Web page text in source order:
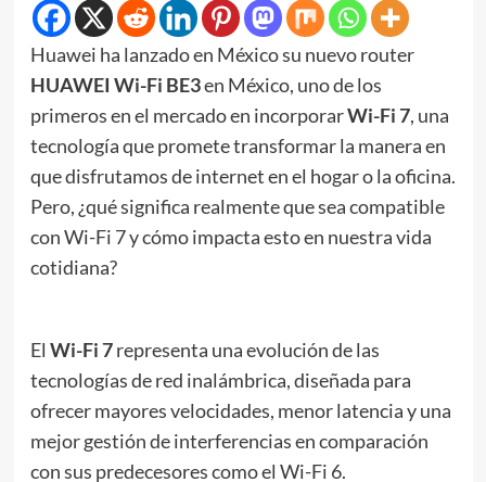
Huawei ha lanzado en México su nuevo router
HUAWEI Wi-Fi BE3en México, uno de los
primeros en el mercado en incorporarWi-Fi 7, una
tecnología que promete transformar la manera en
que disfrutamos de internet en el hogar o la oficina.
Pero, ¿qué significa realmente que sea compatible
con Wi-Fi 7 y cómo impacta esto en nuestra vida
cotidiana?
El Wi-Fi 7representa una evolución de las
tecnologías de red inalámbrica, diseñada para
ofrecer mayores velocidades, menor latencia y una
mejor gestión de interferencias en comparación
con sus predecesores como el Wi-Fi 6.